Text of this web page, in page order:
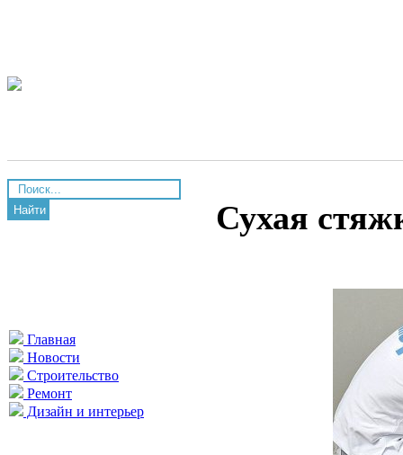
Найти
Главная
Новости
Строительство
Ремонт
Дизайн и интерьер
Сухая